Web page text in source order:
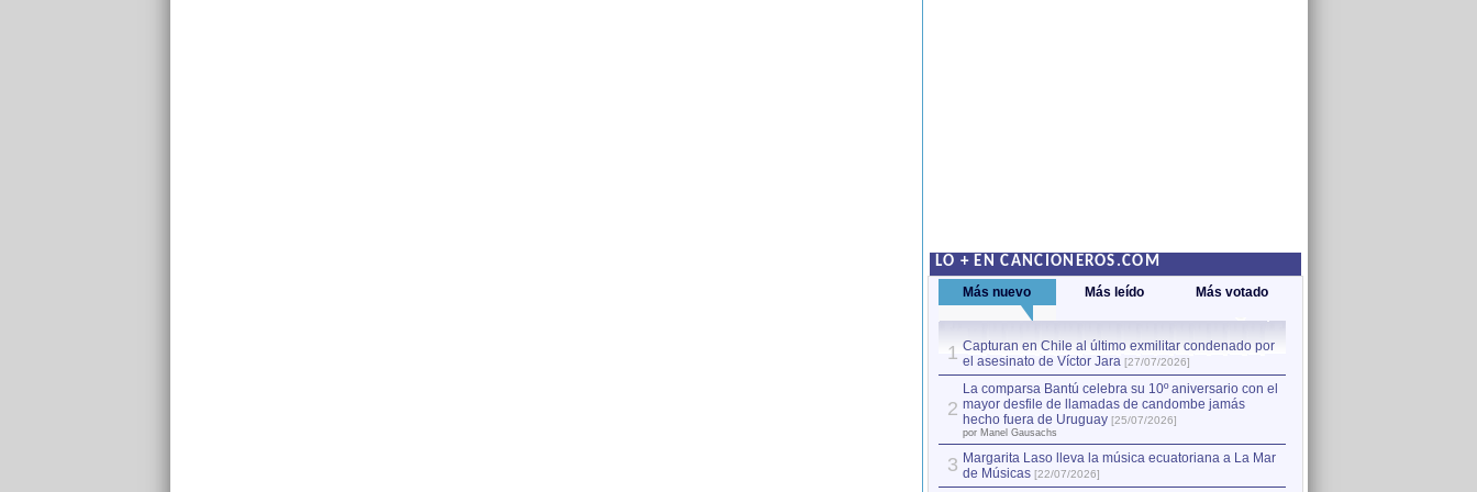
LO + EN CANCIONEROS.COM
Más nuevo Más leído Más votado
1 Capturan en Chile al último exmilitar condenado por
el asesinato de Víctor Jara [27/07/2026]
2
La comparsa Bantú celebra su 10º aniversario con el
mayor desfile de llamadas de candombe jamás
hecho fuera de Uruguay [25/07/2026]
por Manel Gausachs
3 Margarita Laso lleva la música ecuatoriana a La Mar
de Músicas [22/07/2026]